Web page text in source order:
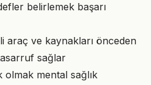
belirlemek başarı
araç ve kaynakları önceden
sağlar
olmak mental sağlık